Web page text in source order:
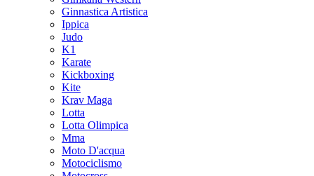
Ginnastica Artistica
Ippica
Judo
K1
Karate
Kickboxing
Kite
Krav Maga
Lotta
Lotta Olimpica
Mma
Moto D'acqua
Motociclismo